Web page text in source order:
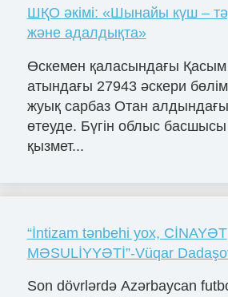
ШҚО әкімі: «Шынайы күш –
және адалдықта»
Өскемен қаласындағы Қасым
атындағы 27943 әскери
жуық сарбаз Отан
өтеуде. Бүгін облыс басшысы
қызмет...
“İntizam tənbehi yox, CİNAYƏT
MƏSULİYYƏTİ”-Vüqar
Son dövrlərdə Azərbaycan